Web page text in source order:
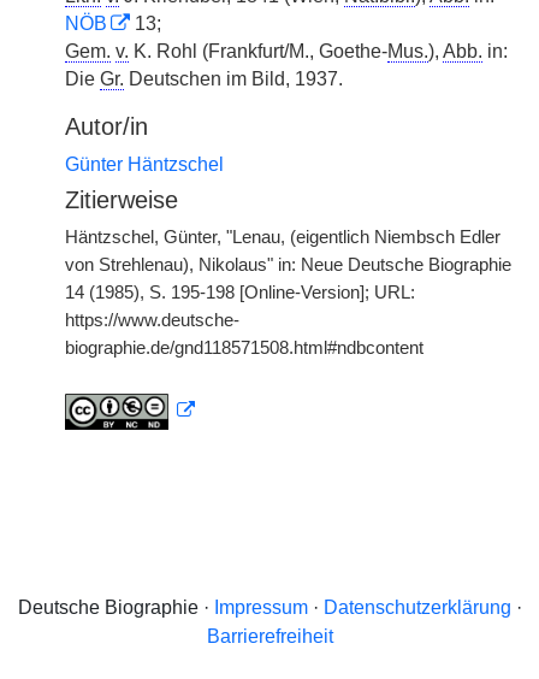
NÖB
13;
Gem. v. K. Rohl (Frankfurt/M., Goethe-Mus.), Abb. in:
Die Gr. Deutschen im Bild, 1937.
Autor/in
Günter Häntzschel
Zitierweise
Häntzschel, Günter, "Lenau, (eigentlich Niembsch Edler
von Strehlenau), Nikolaus" in: Neue Deutsche Biographie
14 (1985), S. 195-198 [Online-Version]; URL:
https://www.deutsche-
biographie.de/gnd118571508.html#ndbcontent
Deutsche Biographie · Impressum· Datenschutzerklärung ·
Barrierefreiheit